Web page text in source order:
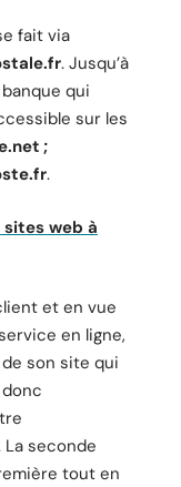
fait via
. Jusqu’à
qui
sur les
;
.
sites web à
et en vue
en ligne,
son site qui
seconde
tout en